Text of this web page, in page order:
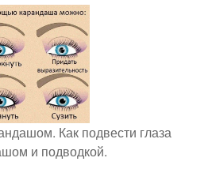
Как подвести глаза
и подводкой.